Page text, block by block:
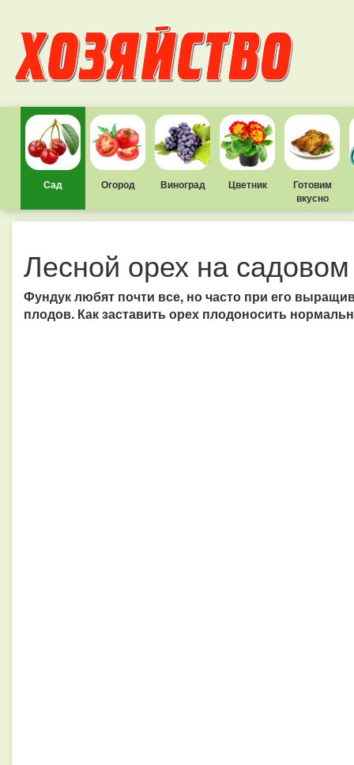
Сад Огород Виноград Цветник
Готовим
вкусно
Лесной орех на садовом
Фундук любят почти все, но часто при его
плодов. Как заставить орех плодоносить